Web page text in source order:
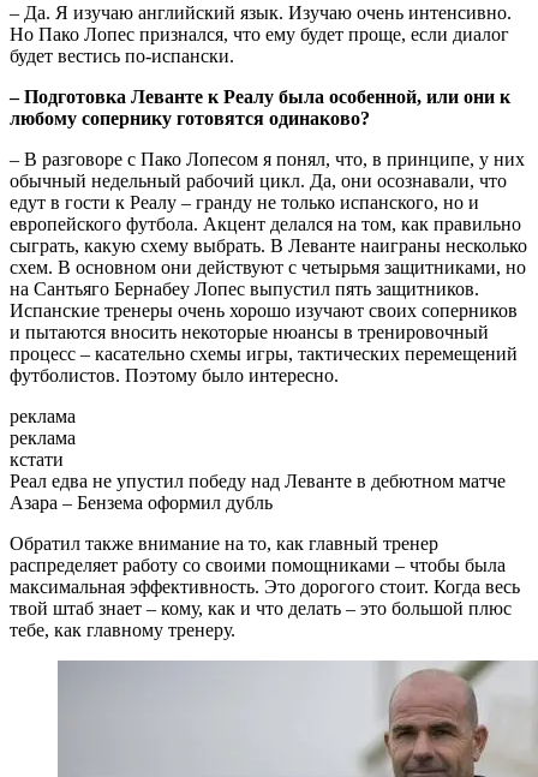
– Да. Я изучаю английский язык. Изучаю очень интенсивно.
Но Пако Лопес признался, что ему будет проще, если диалог
будет вестись по-испански.
– Подготовка Леванте к Реалу была особенной, или они к
любому сопернику готовятся одинаково?
– В разговоре с Пако Лопесом я понял, что, в принципе, у них
обычный недельный рабочий цикл. Да, они осознавали, что
едут в гости к Реалу – гранду не только испанского, но и
европейского футбола. Акцент делался на том, как правильно
сыграть, какую схему выбрать. В Леванте наиграны несколько
схем. В основном они действуют с четырьмя защитниками, но
на Сантьяго Бернабеу Лопес выпустил пять защитников.
Испанские тренеры очень хорошо изучают своих соперников
и пытаются вносить некоторые нюансы в тренировочный
процесс – касательно схемы игры, тактических перемещений
футболистов. Поэтому было интересно.
реклама
реклама
кстати
Реал едва не упустил победу над Леванте в дебютном матче
Азара – Бензема оформил дубль
Обратил также внимание на то, как главный тренер
распределяет работу со своими помощниками – чтобы была
максимальная эффективность. Это дорогого стоит. Когда весь
твой штаб знает – кому, как и что делать – это большой плюс
тебе, как главному тренеру.